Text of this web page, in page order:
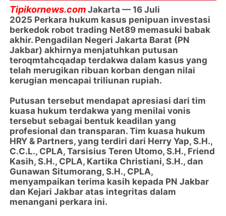
Tipikornews.com Jakarta — 16 Juli
2025 Perkara hukum kasus penipuan investasi
berkedok robot trading Net89 memasuki babak
akhir. Pengadilan Negeri Jakarta Barat (PN
Jakbar) akhirnya menjatuhkan putusan
teroqmtahcqadap terdakwa dalam kasus yang
telah merugikan ribuan korban dengan nilai
kerugian mencapai triliunan rupiah.
Putusan tersebut mendapat apresiasi dari tim
kuasa hukum terdakwa yang menilai vonis
tersebut sebagai bentuk keadilan yang
profesional dan transparan. Tim kuasa hukum
HRY & Partners, yang terdiri dari Herry Yap, S.H.,
C.C.L., CPLA, Tarsisius Teren Utomo, S.H., Friend
Kasih, S.H., CPLA, Kartika Christiani, S.H., dan
Gunawan Situmorang, S.H., CPLA,
menyampaikan terima kasih kepada PN Jakbar
dan Kejari Jakbar atas integritas dalam
menangani perkara ini.